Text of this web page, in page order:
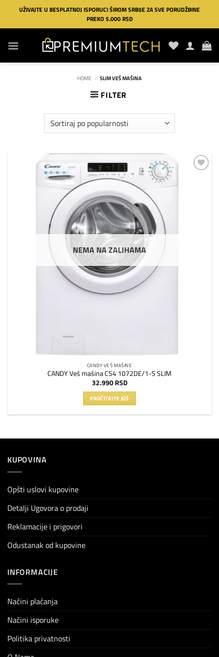
Preskoči
sadržaj
UŽIVAJTE U BESPLATNOJ ISPORUCI ŠIROM SRBIJE ZA SVE PORUDŽBINE
PREKO 5.000 RSD
HOME » SLIM VEŠ MAŠINA
FILTER
NEMA NA ZALIHAMA
CANDY VEŠ MAŠINE
CANDY Veš mašina CS4 1072DE/1-S SLIM
32.990 RSD
PROČITAJTE JOŠ
KUPOVINA
Opšti uslovi kupovine
Detalji Ugovora o prodaji
Reklamacije i prigovori
Odustanak od kupovine
INFORMACIJE
Načini plaćanja
Načini isporuke
Politika privatnosti